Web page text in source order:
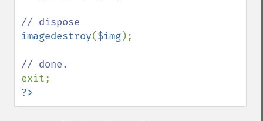
imagedestroy($img);
?>